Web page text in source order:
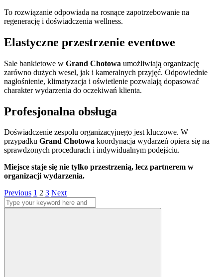
To rozwiązanie odpowiada na rosnące zapotrzebowanie na
regenerację i doświadczenia wellness.
Elastyczne przestrzenie eventowe
Sale bankietowe w Grand Chotowa umożliwiają organizację
zarówno dużych wesel, jak i kameralnych przyjęć. Odpowiednie
nagłośnienie, klimatyzacja i oświetlenie pozwalają dopasować
charakter wydarzenia do oczekiwań klienta.
Profesjonalna obsługa
Doświadczenie zespołu organizacyjnego jest kluczowe. W
przypadku Grand Chotowa koordynacja wydarzeń opiera się na
sprawdzonych procedurach i indywidualnym podejściu.
Miejsce staje się nie tylko przestrzenią, lecz partnerem w
organizacji wydarzenia.
Stronicowanie
wpisów
Previous Page
1 Page
2 Page
3 Next
Search
for: